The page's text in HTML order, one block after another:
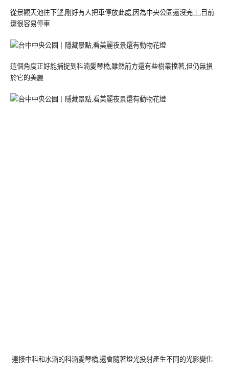
從景觀天池往下望,剛好有人把車停放此處,因為中央公園還沒完工,目前
還很容易停車
這個角度正好能捕捉到科湳愛琴橋,雖然前方還有些樹叢擋著,但仍無損
於它的美麗
連接中科和水湳的科湳愛琴橋,還會隨著燈光投射產生不同的光影變化